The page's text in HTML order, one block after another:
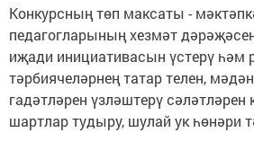
Конкурсның төп максаты -
педагогларының хезмәт
иҗади инициативасын үстерү һәм
тәрбиячеләрнең татар телен,
гадәтләрен үзләштерү сәләтләрен
шартлар тудыру, шулай ук һөнәри